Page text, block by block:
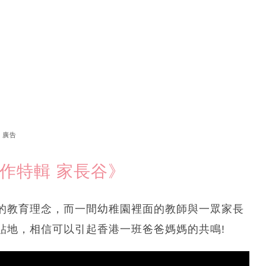
廣告
特輯 家長谷》
育理念，而一間幼稚園裡面的教師與一眾家長
，相信可以引起香港一班爸爸媽媽的共鳴!